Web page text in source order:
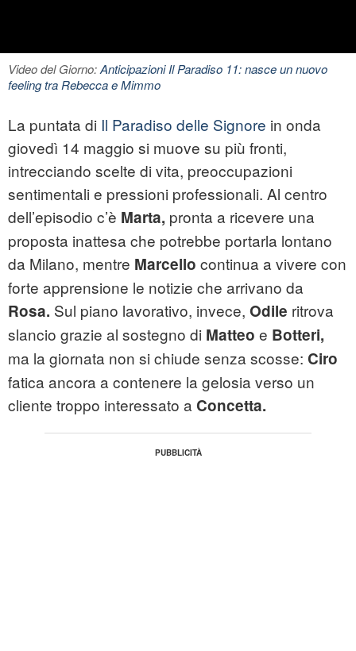
Video del Giorno:Anticipazioni Il Paradiso 11: nasce un nuovo
feeling tra Rebecca e Mimmo
La puntata di Il Paradiso delle Signore in onda
giovedì 14 maggio si muove su più fronti,
intrecciando scelte di vita, preoccupazioni
sentimentali e pressioni professionali. Al centro
dell’episodio c’è Marta, pronta a ricevere una
proposta inattesa che potrebbe portarla lontano
da Milano, mentre Marcello continua a vivere con
forte apprensione le notizie che arrivano da
Rosa. Sul piano lavorativo, invece, Odile ritrova
slancio grazie al sostegno di Matteo e Botteri,
ma la giornata non si chiude senza scosse: Ciro
fatica ancora a contenere la gelosia verso un
cliente troppo interessato a Concetta.